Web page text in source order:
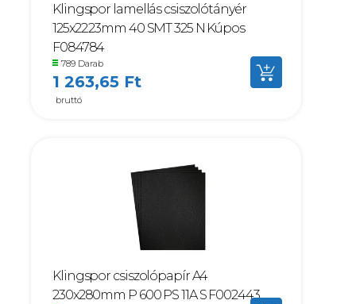
Klingspor lamellás csiszolótányér
125x22.23mm 40 SMT 325 N Kúpos
F084784
789 Darab
1 263,65 Ft
bruttó
Klingspor csiszolópapír A4
230x280mm P 600 PS 11A S F002443